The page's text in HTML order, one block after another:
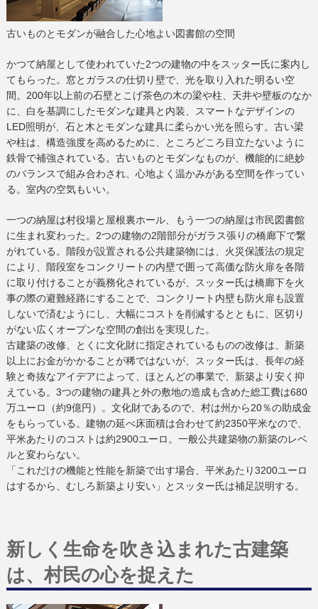
古いものとモダンが融合した心地よい図書館の空間
かつて納屋として使われていた2つの建物の中をスッター氏に案内し
てもらった。窓とガラスの仕切り壁で、光を取り入れた明るい空
間。200年以上前の石壁とこげ茶色の木の梁や柱、天井や壁板のなか
に、白を基調にしたモダンな建具と内装、スマートなデザインの
LED照明が、石と木とモダンな建具に柔らかい光を照らす。古い梁
や柱は、構造強度を高めるために、ところどころ目立たないように
鉄骨で補強されている。古いものとモダンなものが、機能的に絶妙
のバランスで組み合わされ、心地よく温かみがある空間を作ってい
る。室内の空気もいい。
一つの納屋は村役場と屋根裏ホール、もう一つの納屋は市民図書館
に生まれ変わった。2つの建物の2階部分がガラス張りの橋廊下で繋
がれている。階段が設置される公共建築物には、火災保護法の規定
により、階段室をコンクリートの内壁で囲って高価な防火扉を各階
に取り付けることが義務化されているが、スッター氏は橋廊下を火
事の際の避難経路にすることで、コンクリート内壁も防火扉も設置
しないで済むようにし、大幅にコストを削減するとともに、区切り
がない広くオープンな空間の創出を実現した。
古建築の改修、とくに文化財に指定されているものの改修は、新築
以上にお金がかかることが稀ではないが、スッター氏は、長年の経
験と奇抜なアイデアによって、ほとんどの事業で、新築より安く抑
えている。3つの建物の建具と外の敷地の造成も含めた総工費は680
万ユーロ（約9億円）。文化財であるので、村は州から20％の助成金
をもらっている。建物の延べ床面積は合わせて約2350平米なので、
平米あたりのコストは約2900ユーロ。一般公共建築物の新築のレベ
ルと変わらない。
「これだけの機能と性能を新築で出す場合、平米あたり3200ユーロ
はするから、むしろ新築より安い」とスッター氏は補足説明する。
新しく生命を吹き込まれた古建築
は、村民の心を捉えた